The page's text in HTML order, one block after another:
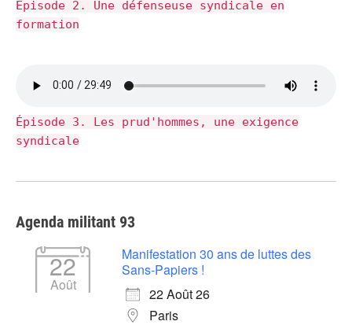
Épisode 2. Une défenseuse syndicale en
formation
Épisode 3. Les prud'hommes, une exigence
syndicale
Agenda militant 93
22
Août
Manifestation 30 ans de luttes des
Sans-Papiers !
22 Août 26
Paris